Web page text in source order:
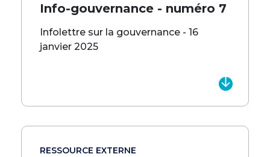
Info-gouvernance - numéro 7
Infolettre sur la gouvernance - 16
janvier 2025
RESSOURCE EXTERNE